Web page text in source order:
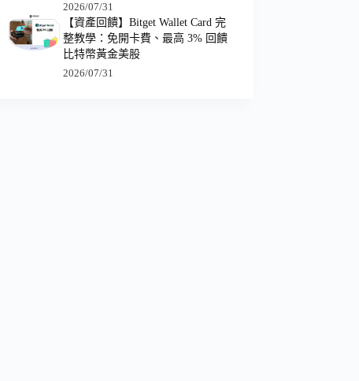
2026/07/31
【資產回饋】Bitget Wallet Card 完
整教學：免開卡費、最高 3% 回饋
比特幣黃金美股
2026/07/31